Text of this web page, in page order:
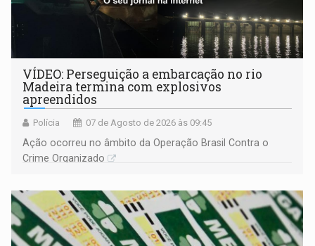
VÍDEO: Perseguição a embarcação no rio
Madeira termina com explosivos
apreendidos
Polícia 07 de Agosto de 2026 às 09:45
Ação ocorreu no âmbito da Operação Brasil Contra o
Crime Organizado